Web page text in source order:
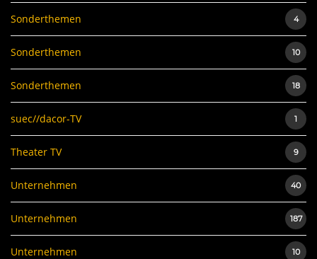
Sonderthemen 4
Sonderthemen 10
Sonderthemen 18
suec//dacor-TV 1
Theater TV 9
Unternehmen 40
Unternehmen 187
Unternehmen 10